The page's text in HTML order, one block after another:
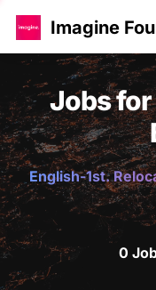
Imagine
Jobs
English-1st.
0